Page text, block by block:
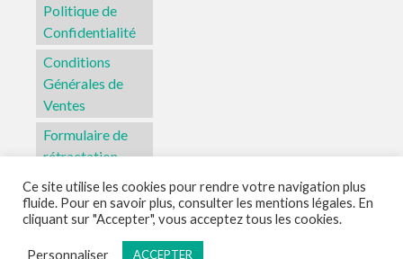
Politique de
Confidentialité
Conditions
Générales de
Ventes
Formulaire de
rétractation
Sites amis Plan du site Mentions légales Politique de Confidentialité
Ce site utilise les cookies pour rendre votre navigation plus
fluide. Pour en savoir plus, consulter les mentions légales. En
cliquant sur "Accepter", vous acceptez tous les cookies.
Personnaliser ACCEPTER